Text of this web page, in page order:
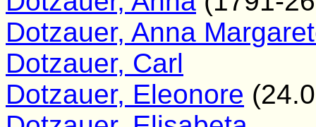
Dotzauer, Anna
Dotzauer, Carl
Dotzauer, Eleonore